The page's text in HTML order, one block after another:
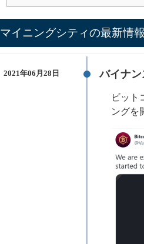
マイニングシティの最新情報
2021年06月28日 バイナ
ビット
ングを